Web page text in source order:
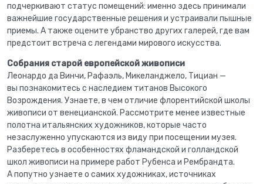
подчеркивают статус помещений: именно здесь принимали
важнейшие государственные решения и устраивали пышные
приемы. А также оцените убранство других галерей, где вам
предстоит встреча с легендами мирового искусства.
Собрания старой европейской живописи
Леонардо да Винчи, Рафаэль, Микеланджело, Тициан —
вы познакомитесь с наследием титанов Высокого
Возрождения. Узнаете, в чем отличие флорентийской школы
живописи от венецианской. Рассмотрите менее известные
полотна итальянских художников, которые часто
незаслуженно упускаются из виду при посещении музея.
Разберетесь в особенностях фламандской и голландской
школ живописи на примере работ Рубенса и Рембрандта.
А попутно узнаете о самих художниках, источниках